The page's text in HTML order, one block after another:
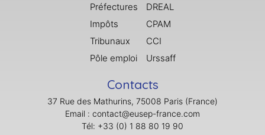
Préfectures
Impôts
Tribunaux
Pôle emploi
DREAL
CPAM
CCI
Urssaff
Contacts
37 Rue des Mathurins, 75008 Paris (France)
Email : contact@eusep-france.com
Tél: +33 (0) 1 88 80 19 90